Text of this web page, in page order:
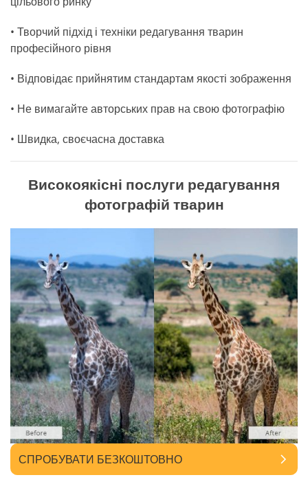
• Творчий підхід і техніки редагування тварин
професійного рівня
• Відповідає прийнятим стандартам якості зображення
• Не вимагайте авторських прав на свою фотографію
• Швидка, своєчасна доставка
Високоякісні послуги редагування
фотографій тварин
СПРОБУВАТИ БЕЗКОШТОВНО